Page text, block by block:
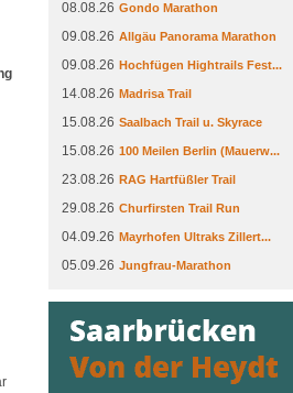
08.08.26 Gondo Marathon
09.08.26 Allgäu Panorama Marathon
09.08.26 Hochfügen Hightrails Fest...
14.08.26 Madrisa Trail
15.08.26 Saalbach Trail u. Skyrace
15.08.26 100 Meilen Berlin (Mauerw...
23.08.26 RAG Hartfüßler Trail
29.08.26 Churfirsten Trail Run
04.09.26 Mayrhofen Ultraks Zillert...
05.09.26 Jungfrau-Marathon